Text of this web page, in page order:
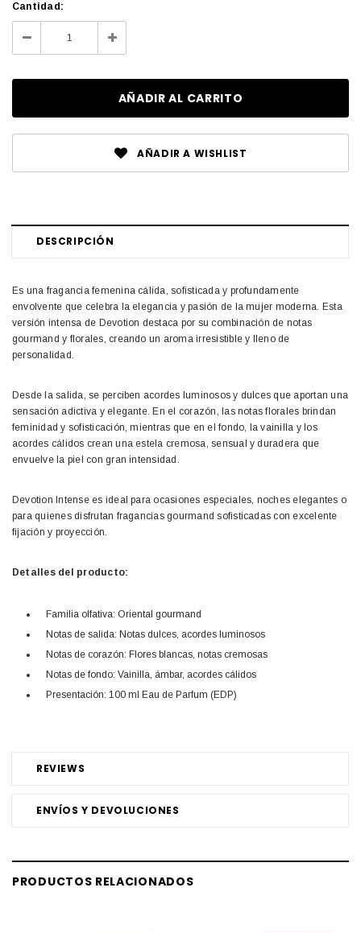
Cantidad
actual
de
Cantidad:
Disminuir
cantidad
undefined
Aumentar
la
cantidad
undefined
AÑADIR A WISHLIST
DESCRIPCIÓN
REVIEWS
ENVÍOS Y DEVOLUCIONES
Es una fragancia femenina cálida, sofisticada y profundamente
envolvente que celebra la elegancia y pasión de la mujer moderna. Esta
versión intensa de Devotion destaca por su combinación de notas
gourmand y florales, creando un aroma irresistible y lleno de
personalidad.
Desde la salida, se perciben acordes luminosos y dulces que aportan una
sensación adictiva y elegante. En el corazón, las notas florales brindan
feminidad y sofisticación, mientras que en el fondo, la vainilla y los
acordes cálidos crean una estela cremosa, sensual y duradera que
envuelve la piel con gran intensidad.
Devotion Intense es ideal para ocasiones especiales, noches elegantes o
para quienes disfrutan fragancias gourmand sofisticadas con excelente
fijación y proyección.
Detalles del producto:
Familia olfativa: Oriental gourmand
Notas de salida: Notas dulces, acordes luminosos
Notas de corazón: Flores blancas, notas cremosas
Notas de fondo: Vainilla, ámbar, acordes cálidos
Presentación: 100 ml Eau de Parfum (EDP)
PRODUCTOS RELACIONADOS